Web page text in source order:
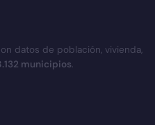
datos de población, vivienda,
municipios.